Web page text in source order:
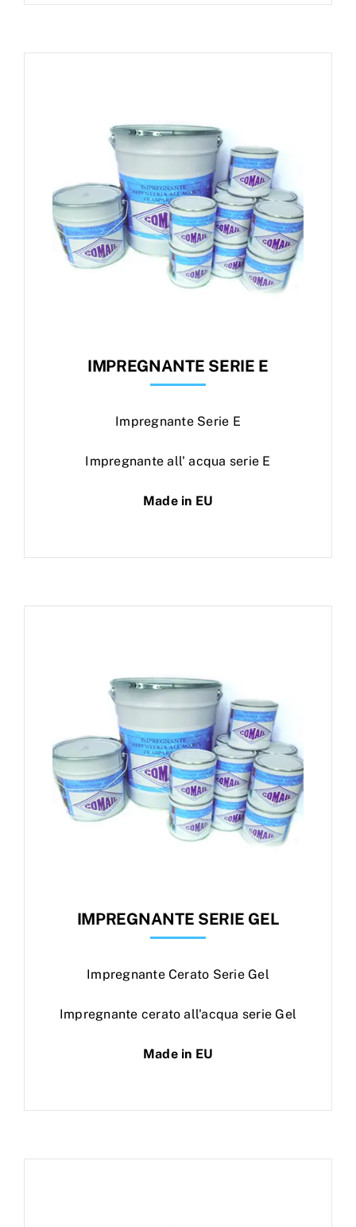
IMPREGNANTE SERIE E
Impregnante Serie E
Impregnante all' acqua serie E
Made in EU
IMPREGNANTE SERIE GEL
Impregnante Cerato Serie Gel
Impregnante cerato all'acqua serie Gel
Made in EU